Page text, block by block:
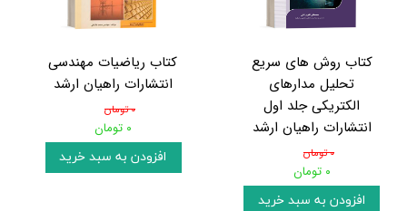
کتاب روش های سریع
تحلیل مدارهای
الکتریکی جلد اول
انتشارات راهیان ارشد
۰ تومان
۰ تومان
افزودن به سبد خرید
کتاب ریاضیات مهندسی
انتشارات راهیان ارشد
۰ تومان
۰ تومان
افزودن به سبد خرید